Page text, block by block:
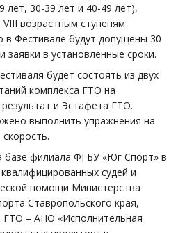
лет, 30-39 лет и 40-49 лет),
возрастным ступеням
в Фестивале будут допущены 30
заявки в установленные сроки.
будет состоять из двух
комплекса ГТО на
и Эстафета ГТО.
выполнить упражнения на
базе филиала ФГБУ «Юг Спорт» в
судей и
помощи Министерства
Ставропольского края,
ГТО – АНО «Исполнительная